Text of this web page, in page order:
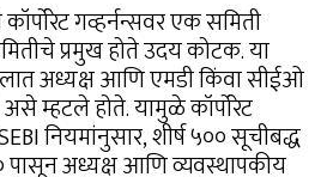
गव्हर्नन्सवर एक समिती
प्रमुख होते उदय कोटक. या
अध्यक्ष आणि एमडी किंवा सीईओ
म्हटले होते. यामुळे कॉर्पोरेट
नियमांनुसार, शीर्ष ५०० सूचीबद्ध
पासून अध्यक्ष आणि व्यवस्थापकीय